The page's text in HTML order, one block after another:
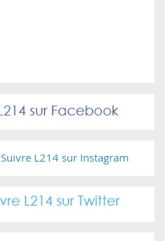
Suivre L214 sur Instagram